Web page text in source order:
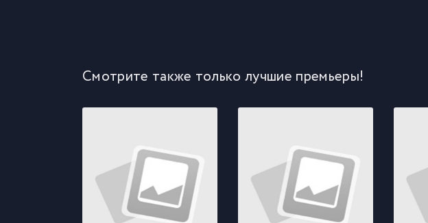
Смотрите также только лучшие премьеры!